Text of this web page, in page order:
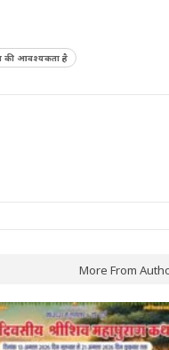
की आवश्यकता है
More From